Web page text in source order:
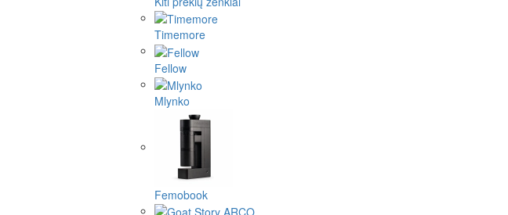
Timemore
Fellow
Mlynko
Femobook